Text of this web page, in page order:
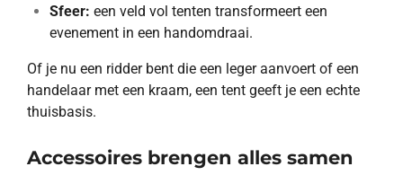
Sfeer: een veld vol tenten transformeert een
evenement in een handomdraai.
Of je nu een ridder bent die een leger aanvoert of een
handelaar met een kraam, een tent geeft je een echte
thuisbasis.
Accessoires brengen alles samen